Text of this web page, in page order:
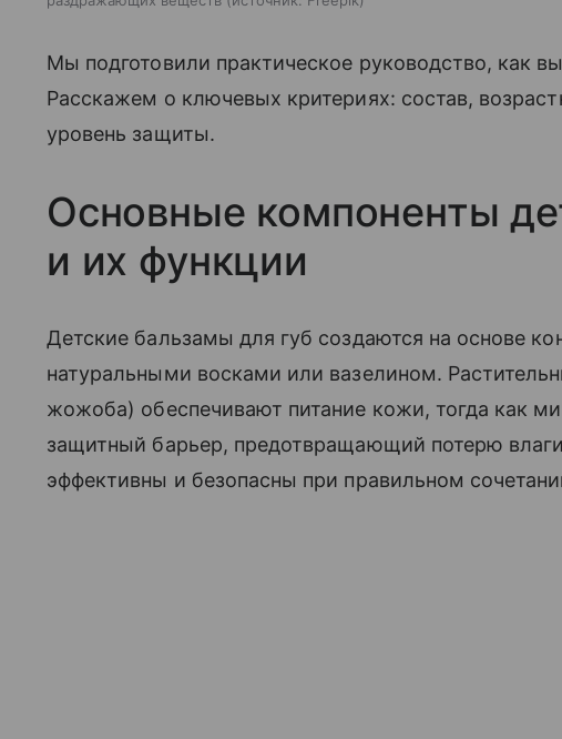
Мы подготовили практическое руководство, как
Расскажем о ключевых критериях: состав,
уровень защиты.
Основные компоненты
и их функции
Детские бальзамы для губ создаются на основе
натуральными восками или вазелином.
жожоба) обеспечивают питание кожи, тогда как
защитный барьер, предотвращающий потерю
эффективны и безопасны при правильном